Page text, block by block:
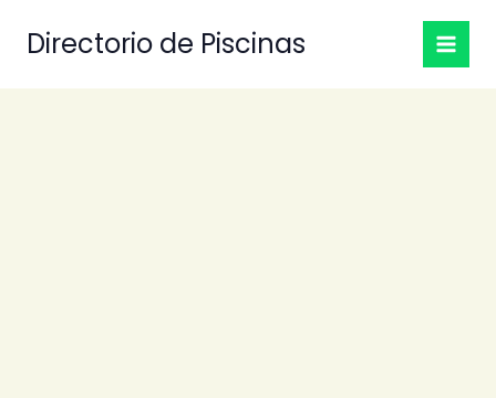
Directorio de Piscinas